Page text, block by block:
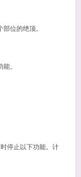
位的绝顶。
。
停止以下功能。计